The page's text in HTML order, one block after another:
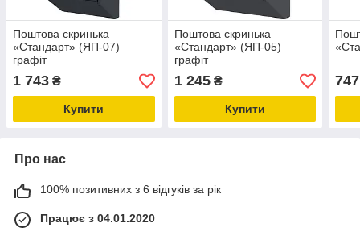
Поштова скринька
«Стандарт» (ЯП-07)
графіт
1 743 ₴
Купити
Поштова скринька
«Стандарт» (ЯП-05)
графіт
1 245₴
Купити
747
Про нас
100% позитивних з 6 відгуків за рік
Працює з 04.01.2020